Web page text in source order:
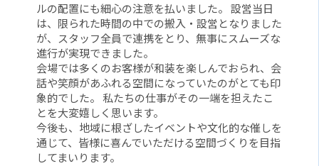
ルの配置にも細心の注意を払いました。 設営当日
は、限られた時間の中での搬入・設営となりました
が、スタッフ全員で連携をとり、無事にスムーズな
進行が実現できました。
会場では多くのお客様が和装を楽しんでおられ、会
話や笑顔があふれる空間になっていたのがとても印
象的でした。 私たちの仕事がその一端を担えたこ
とを大変嬉しく思います。
今後も、地域に根ざしたイベントや文化的な催しを
通じて、皆様に喜んでいただける空間づくりを目指
してまいります。